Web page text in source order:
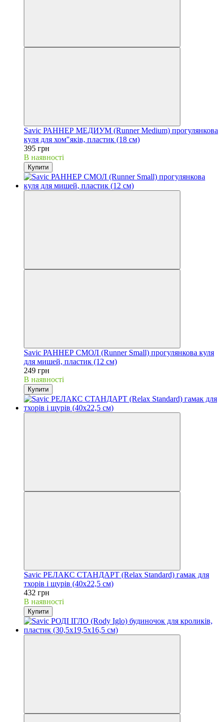
Savic РАННЕР МЕДИУМ (Runner Medium) прогулянкова
куля для хом"яків, пластик (18 см)
395 грн
В наявності
Купити
Savic РАННЕР СМОЛ (Runner Small) прогулянкова куля
для мишей, пластик (12 см)
249 грн
В наявності
Купити
Savic РЕЛАКС СТАНДАРТ (Relax Standard) гамак для
тхорів і щурів (40х22,5 см)
432 грн
В наявності
Купити